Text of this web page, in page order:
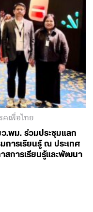
เพื่อไทย
ว.พม. ร่วมประชุมแลก
การเรียนรู้ ณ ประเทศ
าสการเรียนรู้และพัฒนา